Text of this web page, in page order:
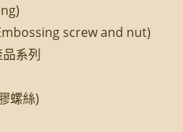
screw and nut)
系列
螺絲)